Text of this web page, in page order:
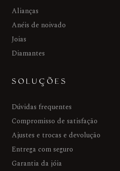
Alianças
Anéis de noivado
Joias
Diamantes
SOLUÇÕES
Dúvidas frequentes
Compromisso de satisfação
Ajustes e trocas e devolução
Entrega com seguro
Garantia da jóia